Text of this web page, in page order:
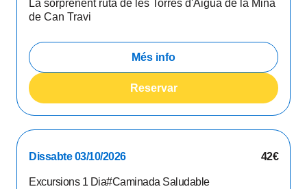
La sorprenent ruta de les Torres d'Aigua de la Mina
de Can Travi
Més info
Reservar
Dissabte 03/10/2026 42€
Excursions 1 Dia#Caminada Saludable